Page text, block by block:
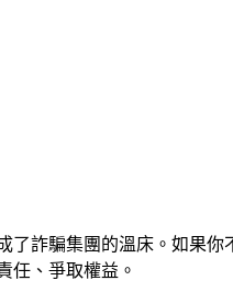
詐騙集團的溫床。如果
任、爭取權益。